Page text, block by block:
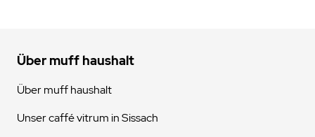
Über muff haushalt
Über muff haushalt
Unser caffé vitrum in Sissach